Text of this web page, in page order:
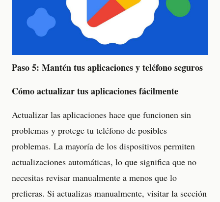
Paso 5: Mantén tus aplicaciones y teléfono seguros
Cómo actualizar tus aplicaciones fácilmente
Actualizar las aplicaciones hace que funcionen sin
problemas y protege tu teléfono de posibles
problemas. La mayoría de los dispositivos permiten
actualizaciones automáticas, lo que significa que no
necesitas revisar manualmente a menos que lo
prefieras. Si actualizas manualmente, visitar la sección